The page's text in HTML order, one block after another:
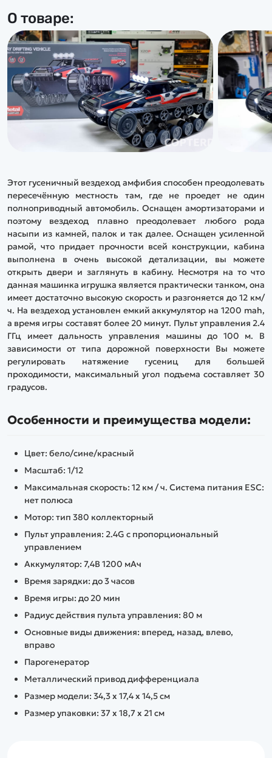
О товаре:
Этот гусеничный вездеход амфибия способен преодолевать
пересечённую местность там, где не проедет не один
полноприводный автомобиль. Оснащен амортизаторами и
поэтому вездеход плавно преодолевает любого рода
насыпи из камней, палок и так далее. Оснащен усиленной
рамой, что придает прочности всей конструкции, кабина
выполнена в очень высокой детализации, вы можете
открыть двери и заглянуть в кабину. Несмотря на то что
данная машинка игрушка является практически танком, она
имеет достаточно высокую скорость и разгоняется до 12 км/
ч. На вездеход установлен емкий аккумулятор на 1200 mah,
а время игры составят более 20 минут. Пульт управления 2.4
ГГц имеет дальность управления машины до 100 м. В
зависимости от типа дорожной поверхности Вы можете
регулировать натяжение гусениц для большей
проходимости, максимальный угол подъема составляет 30
градусов.
Особенности и преимущества модели:
Цвет: бело/сине/красный
Масштаб: 1/12
Максимальная скорость: 12 км / ч. Система питания ESC:
нет полюса
Мотор: тип 380 коллекторный
Пульт управления: 2.4G с пропорциональный
управлением
Аккумулятор: 7,4В 1200 мАч
Время зарядки: до 3 часов
Время игры: до 20 мин
Радиус действия пульта управления: 80 м
Основные виды движения: вперед, назад, влево,
вправо
Парогенератор
Металлический привод дифференциала
Размер модели: 34,3 х 17,4 х 14,5 см
Размер упаковки: 37 х 18,7 х 21 см